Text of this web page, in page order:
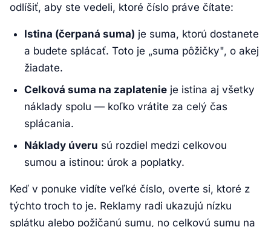
odlíšiť, aby ste vedeli, ktoré číslo práve čítate:
Istina (čerpaná suma) je suma, ktorú dostanete
a budete splácať. Toto je „suma pôžičky", o akej
žiadate.
Celková suma na zaplatenie je istina aj všetky
náklady spolu — koľko vrátite za celý čas
splácania.
Náklady úveru sú rozdiel medzi celkovou
sumou a istinou: úrok a poplatky.
Keď v ponuke vidíte veľké číslo, overte si, ktoré z
týchto troch to je. Reklamy radi ukazujú nízku
splátku alebo požičanú sumu, no celkovú sumu na